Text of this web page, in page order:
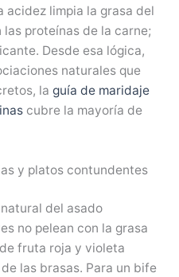
acidez limpia la grasa del
proteínas de la carne;
Desde esa lógica,
naturales que
la guía de maridaje
cubre la mayoría de
y platos contundentes
del asado
no pelean con la grasa
fruta roja y violeta
las brasas. Para un bife